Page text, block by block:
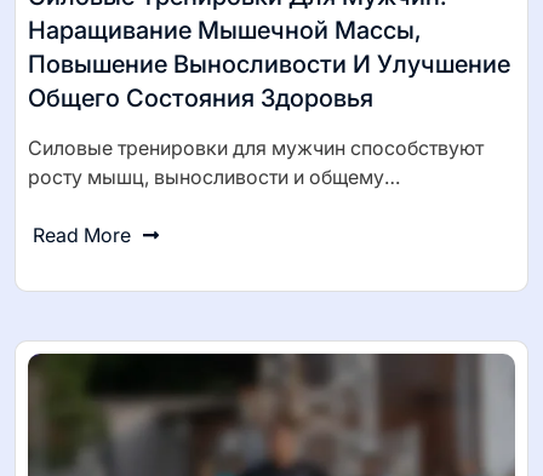
Наращивание Мышечной Массы,
Повышение Выносливости И Улучшение
Общего Состояния Здоровья
Силовые тренировки для мужчин способствуют
росту мышц, выносливости и общему…
Read More